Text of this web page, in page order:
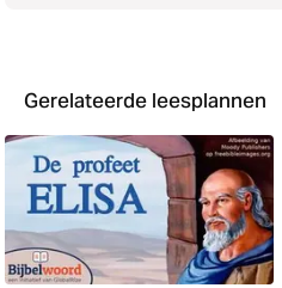
Gerelateerde leesplannen